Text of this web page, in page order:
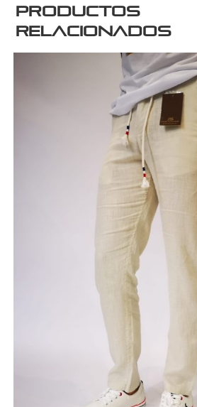
Productos
relacionados